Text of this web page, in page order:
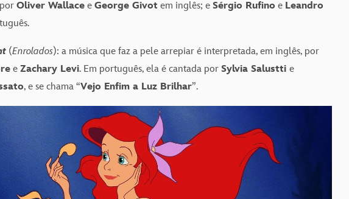
Oliver Wallace e George Givot em inglês; e Sérgio Rufino e Leandro
(Enrolados): a música que faz a pele arrepiar é interpretada, em inglês, por
e Zachary Levi. Em português, ela é cantada por Sylvia Salustti e
, e se chama “Vejo Enfim a Luz Brilhar”.